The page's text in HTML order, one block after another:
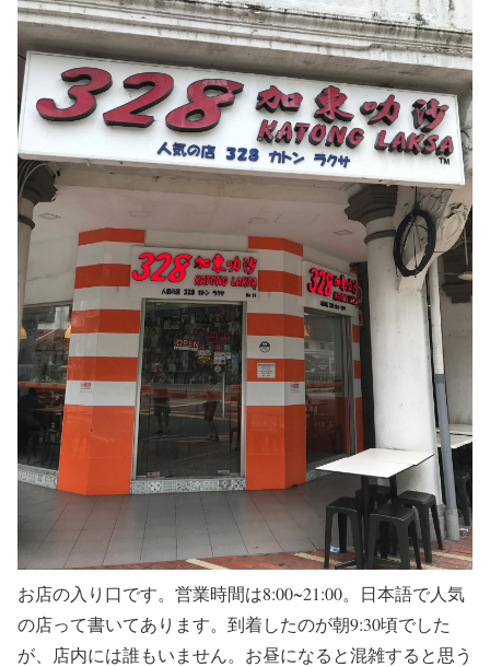
お店の入り口です。営業時間は8:00~21:00。日本語で人気
の店って書いてあります。到着したのが朝9:30頃でした
が、店内には誰もいません。お昼になると混雑すると思う